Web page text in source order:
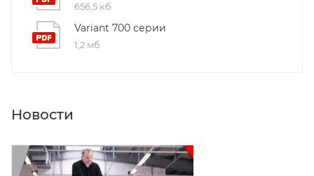
656,5 кб
Variant 700 серии
1,2 мб
Новости